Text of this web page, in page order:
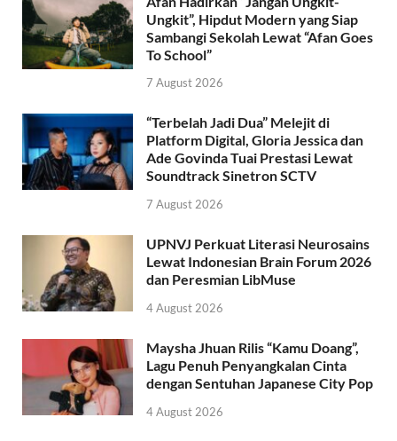
Ungkit”, Hipdut Modern yang Siap
Sambangi Sekolah Lewat “Afan Goes
To School”
7 August 2026
“Terbelah Jadi Dua” Melejit di
Platform Digital, Gloria Jessica dan
Ade Govinda Tuai Prestasi Lewat
Soundtrack Sinetron SCTV
7 August 2026
UPNVJ Perkuat Literasi Neurosains
Lewat Indonesian Brain Forum 2026
dan Peresmian LibMuse
4 August 2026
Maysha Jhuan Rilis “Kamu Doang”,
Lagu Penuh Penyangkalan Cinta
dengan Sentuhan Japanese City Pop
4 August 2026